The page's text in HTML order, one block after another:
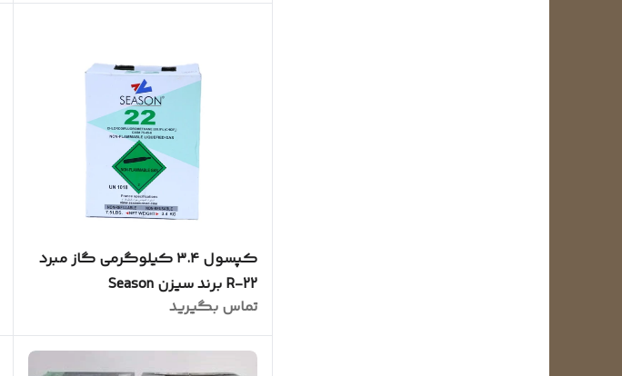
کپسول ۳.۴ کیلوگرمی گاز مبرد
R-22 برند سیزن Season
تماس بگیرید